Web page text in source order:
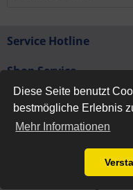
Diese Seite benutzt
bestmögliche Erlebnis
Mehr Informationen
Service Hotline
Shop Service
Informationen
Newsletter
* Alle Preise inkl. gesetzl.